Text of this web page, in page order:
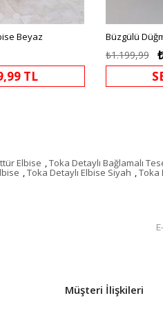
Beyaz
TL
Büzgülü
₺1.199,99
Elbise ,Toka Detaylı Bağlamalı
,Toka Detaylı Elbise Siyah ,Toka
Müşteri İlişkileri